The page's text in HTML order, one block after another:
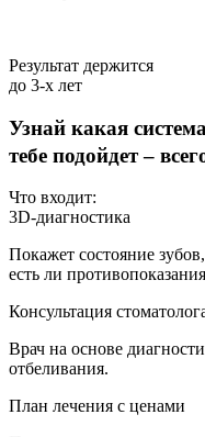
Результат держится
до 3-х лет
Узнай какая
тебе подойдет –
Что входит:
3D-диагностика
Покажет состояние
есть ли
Консультация
Врач на основе
отбеливания.
План лечения с ценами